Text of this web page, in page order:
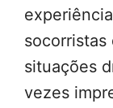
situações
vezes